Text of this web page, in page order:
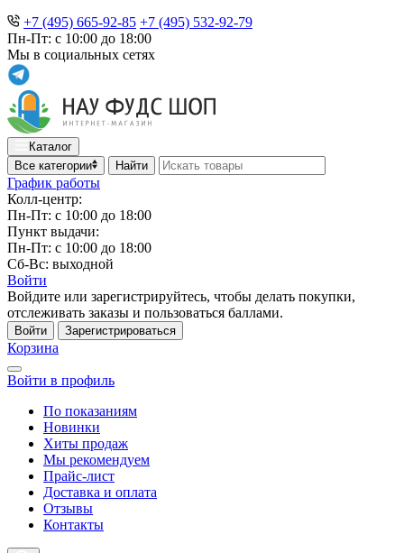
+7 (495) 665-92-85 +7 (495) 532-92-79
Пн-Пт: с 10:00 до 18:00
Мы в социальных сетях
Каталог
Все категории
Найти
График работы
Колл-центр:
Пн-Пт: с 10:00 до 18:00
Пункт выдачи:
Пн-Пт: с 10:00 до 18:00
Сб-Вс: выходной
Войти
Войдите или зарегистрируйтесь, чтобы делать покупки,
отслеживать заказы и пользоваться баллами.
Войти Зарегистрироваться
Корзина
Войти в профиль
По показаниям
Новинки
Хиты продаж
Мы рекомендуем
Прайс-лист
Доставка и оплата
Отзывы
Контакты